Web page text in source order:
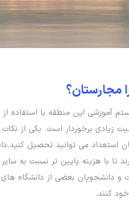
مجارستان؟
آموزشی این منطقه با استفاده
زیادی برخوردار است. یکی از
استعداد می توانید تحصیل
تا با هزینه پایین تر نسبت به
و دانشجویان بعضی از دانشگاه های
کنند.